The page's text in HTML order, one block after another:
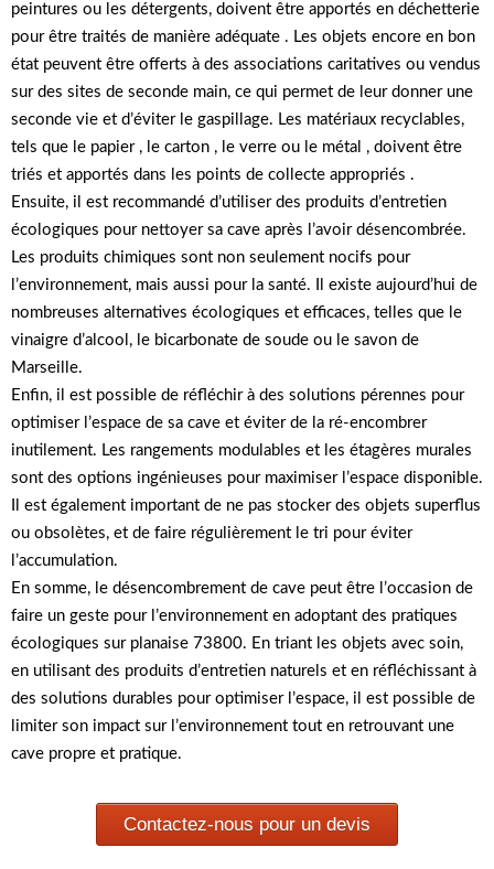
peintures ou les détergents, doivent être apportés en déchetterie
pour être traités de manière adéquate . Les objets encore en bon
état peuvent être offerts à des associations caritatives ou vendus
sur des sites de seconde main, ce qui permet de leur donner une
seconde vie et d’éviter le gaspillage. Les matériaux recyclables,
tels que le papier , le carton , le verre ou le métal , doivent être
triés et apportés dans les points de collecte appropriés .
Ensuite, il est recommandé d’utiliser des produits d’entretien
écologiques pour nettoyer sa cave après l’avoir désencombrée.
Les produits chimiques sont non seulement nocifs pour
l’environnement, mais aussi pour la santé. Il existe aujourd’hui de
nombreuses alternatives écologiques et efficaces, telles que le
vinaigre d’alcool, le bicarbonate de soude ou le savon de
Marseille.
Enfin, il est possible de réfléchir à des solutions pérennes pour
optimiser l’espace de sa cave et éviter de la ré-encombrer
inutilement. Les rangements modulables et les étagères murales
sont des options ingénieuses pour maximiser l’espace disponible.
Il est également important de ne pas stocker des objets superflus
ou obsolètes, et de faire régulièrement le tri pour éviter
l’accumulation.
En somme, le désencombrement de cave peut être l’occasion de
faire un geste pour l’environnement en adoptant des pratiques
écologiques sur planaise 73800. En triant les objets avec soin,
en utilisant des produits d’entretien naturels et en réfléchissant à
des solutions durables pour optimiser l’espace, il est possible de
limiter son impact sur l’environnement tout en retrouvant une
cave propre et pratique.
Contactez-nous pour un devis